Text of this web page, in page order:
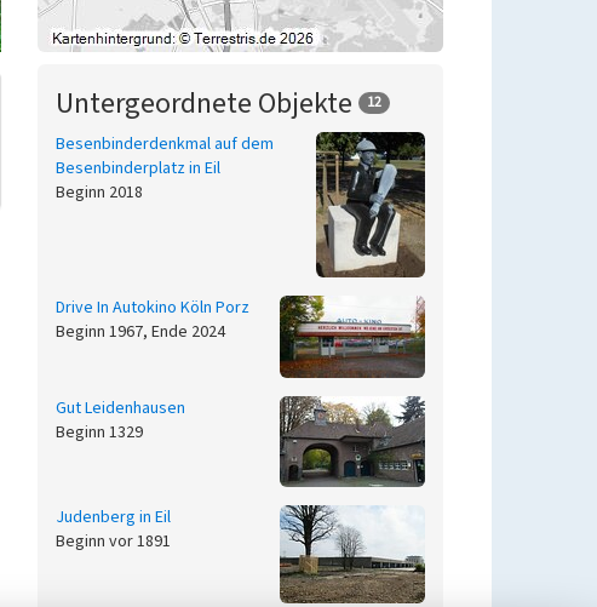
Untergeordnete Objekte 12
Besenbinderdenkmal auf dem
Besenbinderplatz in Eil
Beginn 2018
Drive In Autokino Köln Porz
Beginn 1967, Ende 2024
Gut Leidenhausen
Beginn 1329
Judenberg in Eil
Beginn vor 1891